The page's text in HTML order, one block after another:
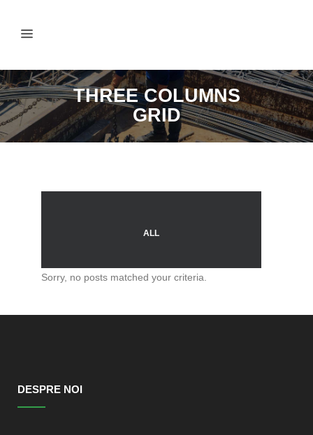
THREE COLUMNS
GRID
ALL
Sorry, no posts matched your criteria.
DESPRE NOI